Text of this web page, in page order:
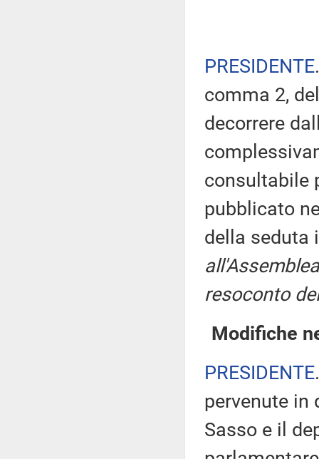
PRESIDENTE
comma 2,
decorrere
consultabile
pubblicato
della seduta
resoconto
Modifiche
PRESIDENTE
pervenute in
Sasso e il